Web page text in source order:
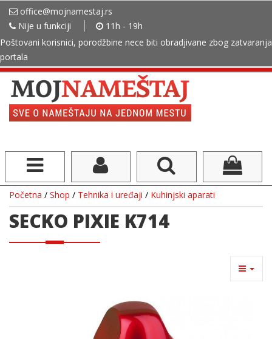
office@mojnamestaj.rs
Nije u funkciji
11h - 19h
Poštovani korisnici, porodžbine nece biti obradjivane zbog zatvaranja
portala
Početna / Shop / Tehnika i uređaji / Kuhinjski aparati
SECKO PIXIE K714